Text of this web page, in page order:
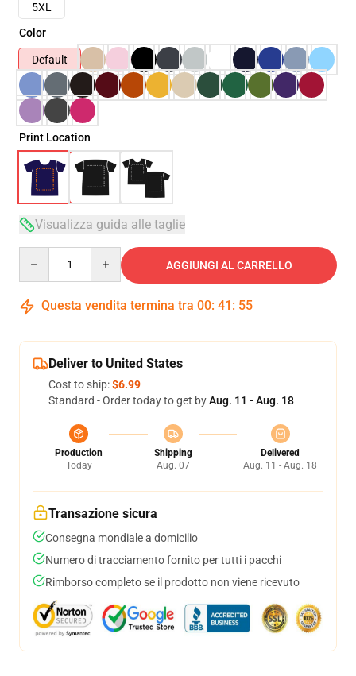
5XL
Color
Default
Print Location
Visualizza guida alle taglie
AGGIUNGI AL CARRELLO
Questa vendita termina tra 00: 41 : 54
Deliver to United States
Cost to ship:$6.99
Standard - Order today to get byAug. 11 - Aug. 18
Production
Today
Shipping
Aug. 07
Delivered
Aug. 11 - Aug. 18
Transazione sicura
Consegna mondiale a domicilio
Numero di tracciamento fornito per tutti i pacchi
Rimborso completo se il prodotto non viene ricevuto